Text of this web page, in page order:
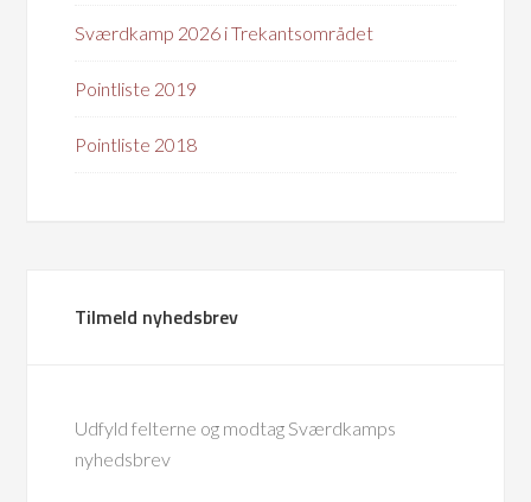
Sværdkamp 2026 i Trekantsområdet
Pointliste 2019
Pointliste 2018
Tilmeld nyhedsbrev
Udfyld felterne og modtag Sværdkamps
nyhedsbrev